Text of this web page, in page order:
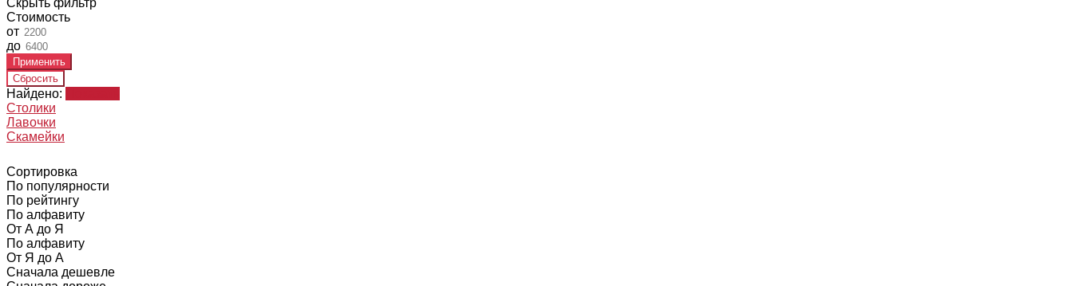
Стоимость
от
до
Найдено:
Столики
Лавочки
Скамейки
Сортировка
По популярности
По рейтингу
По алфавиту
От А до Я
По алфавиту
От Я до А
Сначала дешевле